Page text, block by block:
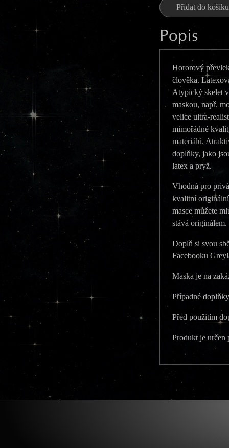
Přidat do košíku
Popis
Hororový
člověka.
Atypický skelet
maskou, např.
velice ultra-
mimořádné
materiálů.
doplňky, jako
latex a pryž.
Vhodná pro
kvalitní
masce můžete
stává originálem.
Doplň si svou
Facebooku
Maska je na
Případné
Před použitím
Produkt je určen